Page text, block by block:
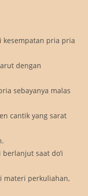
kesempatan pria pria
dengan
sebayanya malas
cantik yang sarat
saat do’i
materi perkuliahan,